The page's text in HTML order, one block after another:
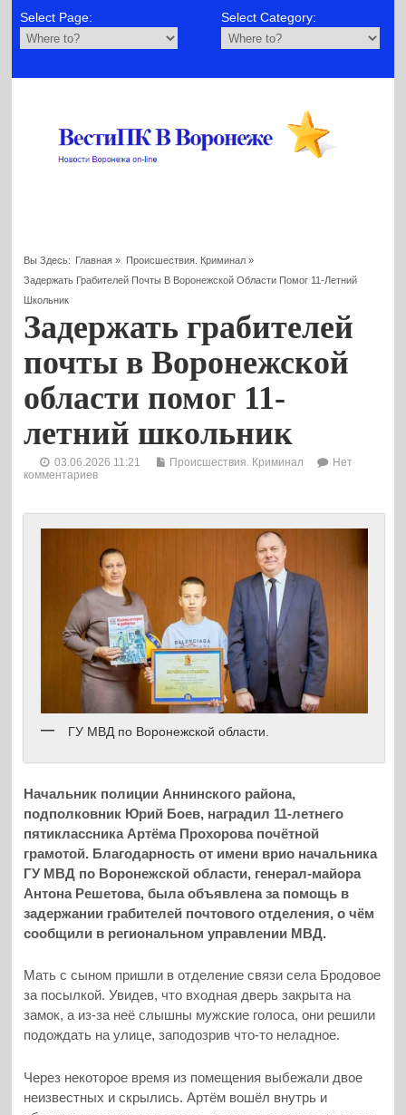
Select Page: Select Category:
Вы Здесь: Главная » Происшествия. Криминал»
Задержать Грабителей Почты В Воронежской Области Помог 11-Летний
Школьник
Задержать грабителей
почты в Воронежской
области помог 11-
летний школьник
03.06.2026 11:21 Происшествия. Криминал
Нет
комментариев
ГУ МВД по Воронежской области.
Начальник полиции Аннинского района,
подполковник Юрий Боев, наградил 11-летнего
пятиклассника Артёма Прохорова почётной
грамотой. Благодарность от имени врио начальника
ГУ МВД по Воронежской области, генерал-майора
Антона Решетова, была объявлена за помощь в
задержании грабителей почтового отделения, о чём
сообщили в региональном управлении МВД.
Мать с сыном пришли в отделение связи села Бродовое
за посылкой. Увидев, что входная дверь закрыта на
замок, а из-за неё слышны мужские голоса, они решили
подождать на улице, заподозрив что-то неладное.
Через некоторое время из помещения выбежали двое
неизвестных и скрылись. Артём вошёл внутрь и